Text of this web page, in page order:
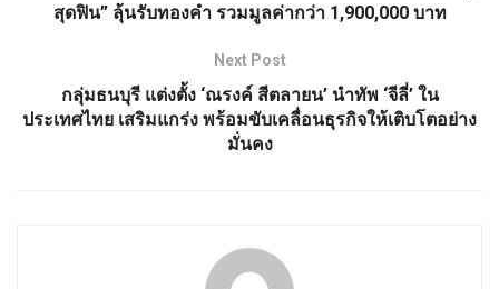
สุดฟิน” ลุ้นรับทองคำ รวมมูลค่ากว่า 1,900,000 บาท
Next Post
กลุ่มธนบุรี แต่งตั้ง ‘ณรงค์ สีตลายน’ นำทัพ ‘จีลี่’ ใน
ประเทศไทย เสริมแกร่ง พร้อมขับเคลื่อนธุรกิจให้เติบโตอย่าง
มั่นคง